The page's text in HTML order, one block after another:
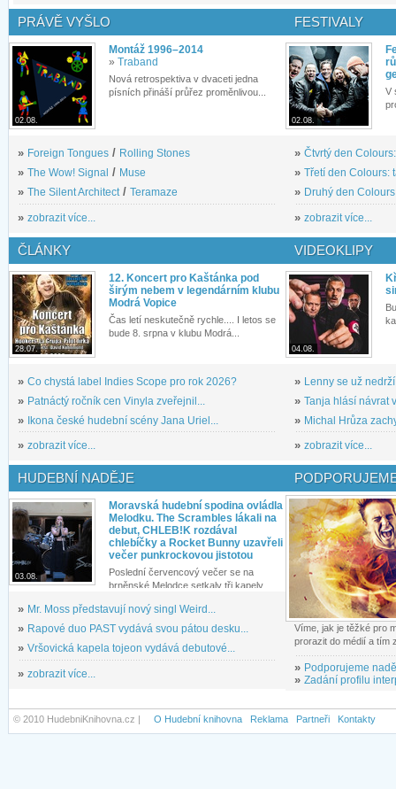
PRÁVĚ VYŠLO
02.08.
Montáž 1996–2014
» Traband
Nová retrospektiva v dvaceti jedna
písních přináší průřez proměnlivou...
» Foreign Tongues / Rolling Stones
» The Wow! Signal / Muse
» The Silent Architect/ Teramaze
» zobrazit více...
FESTIVALY
02.08.
V
» Čtvrtý den
» Třetí den Colours:
» Druhý den
» zobrazit více...
ČLÁNKY
28.07.
12. Koncert pro Kaštánka pod
širým nebem v legendárním klubu
Modrá Vopice
Čas letí neskutečně rychle.... I letos se
bude 8. srpna v klubu Modrá...
» Co chystá label Indies Scope pro rok 2026?
» Patnáctý ročník cen Vinyla zveřejnil...
» Ikona české hudební scény Jana Uriel...
» zobrazit více...
VIDEOKLIPY
04.08.
» Lenny se už
» Tanja hlásí návrat
» Michal Hrůza
» zobrazit více...
HUDEBNÍ NADĚJE
03.08.
Moravská hudební spodina ovládla
Melodku. The Scrambles lákali na
debut, CHLEB!K rozdával
chlebíčky a Rocket Bunny uzavřeli
večer punkrockovou jistotou
Poslední červencový večer se na
brněnské Melodce setkaly tři kapely...
» Mr. Moss představují nový singl Weird...
» Rapové duo PAST vydává svou pátou desku...
» Vršovická kapela tojeon vydává debutové...
» zobrazit více...
Víme, jak je těžké pro
prorazit do médií a tím
» Podporujeme
» Zadání profilu
© 2010 HudebniKnihovna.cz | O Hudební knihovna Reklama Partneři Kontakty